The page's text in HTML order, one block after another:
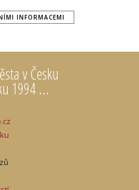
v Česku
1994 ...
INFORMACEMI